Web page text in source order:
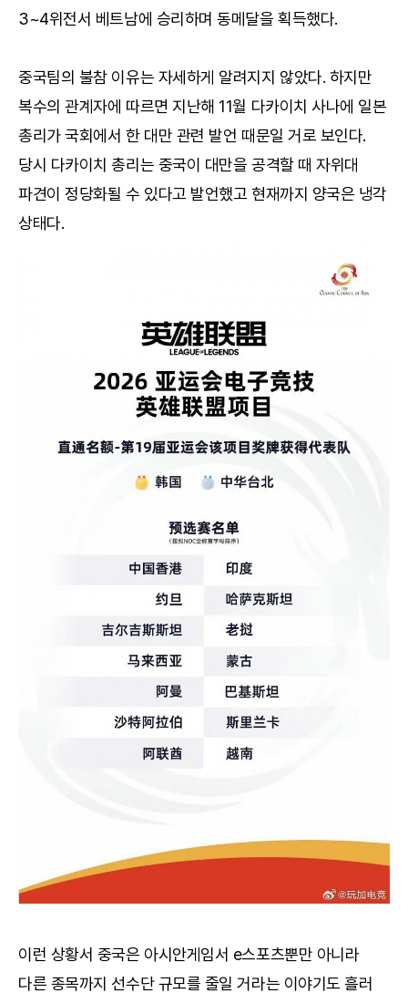
3~4위전서 베트남에 승리하며 동메달을 획득했다.
중국팀의 불참 이유는 자세하게 알려지지 않았다. 하지만
복수의 관계자에 따르면 지난해 11월 다카이치 사나에 일본
총리가 국회에서 한 대만 관련 발언 때문일 거로 보인다.
당시 다카이치 총리는 중국이 대만을 공격할 때 자위대
파견이 정당화될 수 있다고 발언했고 현재까지 양국은 냉각
상태다.
이런 상황서 중국은 아시안게임서 e스포츠뿐만 아니라
다른 종목까지 선수단 규모를 줄일 거라는 이야기도 흘러